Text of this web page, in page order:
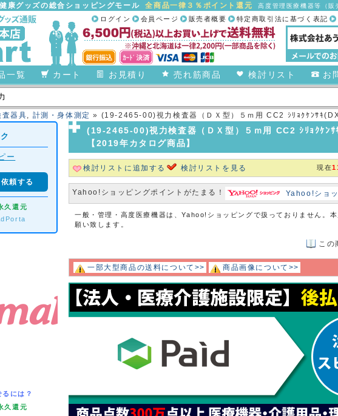
康グッズの総合ショッピングモール全商品一律３％ポイント還元 高度管理医療機器等（
特定商取引法に基づく表記
販売者概要
会員ページ
ログイン
一覧 カート お見積り 売れ筋商品 検討リスト お
査器具, 計測・身体測定 » (19-2465-00)視力検査器（ＤＸ型）５ｍ用 CC2 ｼﾘｮｸｹﾝｻｷ
(19-2465-00)視力検査器（ＤＸ型）５ｍ用 CC2 ｼﾘｮｸｹﾝ
【2019年カタログ商品】
検討リストに追加する 検討リストを見る 現在
Yahoo!ショッピングポイントがたまる！ Yahoo!ショ
一般・管理・高度医療機器は、Yahoo!ショッピングで扱っておりません。
願い致します。
この
一部大型商品の送料について>> 商品画像について>>
ー
頼する
久還元
には？
久還元